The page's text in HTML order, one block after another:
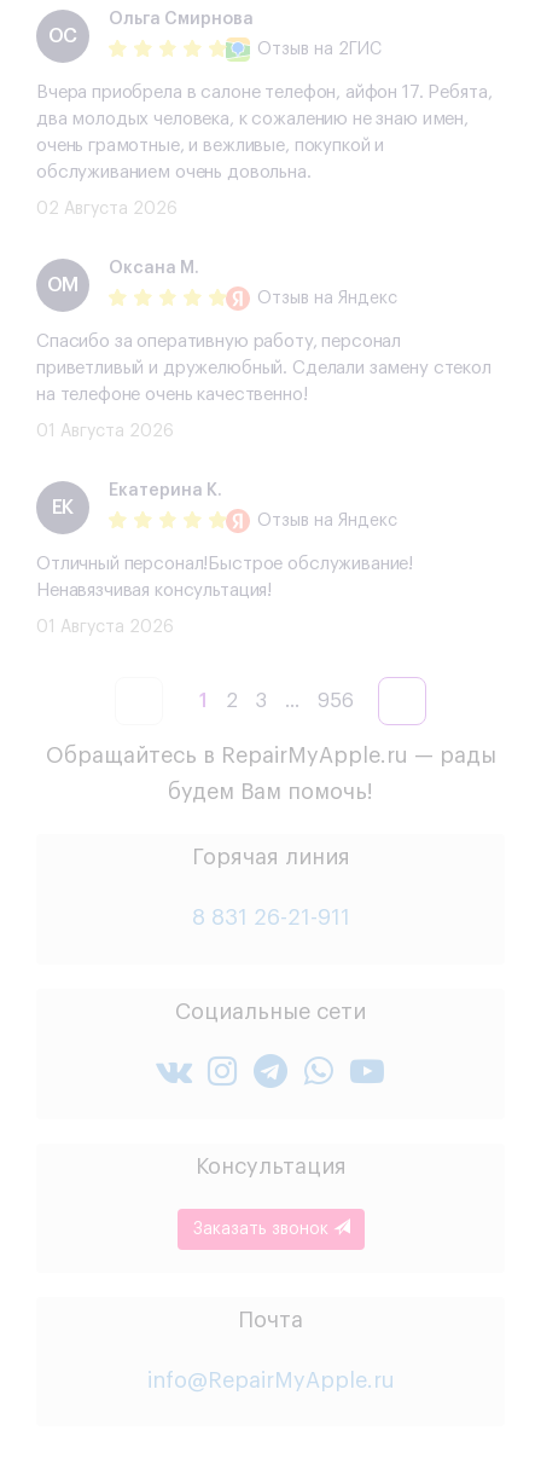
ОС
Ольга Смирнова
Отзыв на 2ГИС
Вчера приобрела в салоне телефон, айфон 17. Ребята,
два молодых человека, к сожалению не знаю имен,
очень грамотные, и вежливые, покупкой и
обслуживанием очень довольна.
02 Августа 2026
ОМ
Оксана М.
Отзыв на Яндекс
Спасибо за оперативную работу, персонал
приветливый и дружелюбный. Сделали замену стекол
на телефоне очень качественно!
01 Августа 2026
ЕК
Екатерина К.
Отзыв на Яндекс
Отличный персонал!Быстрое обслуживание!
Ненавязчивая консультация!
01 Августа 2026
1 2 3 ... 956
Обращайтесь в RepairMyApple.ru — рады
будем Вам помочь!
Горячая линия
8 831 26-21-911
Социальные сети
Консультация
Заказать звонок
Почта
info@RepairMyApple.ru